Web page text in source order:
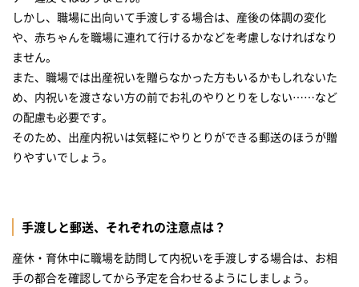
しかし、職場に出向いて手渡しする場合は、産後の体調の変化
や、赤ちゃんを職場に連れて行けるかなどを考慮しなければなり
ません。
また、職場では出産祝いを贈らなかった方もいるかもしれないた
め、内祝いを渡さない方の前でお礼のやりとりをしない……など
の配慮も必要です。
そのため、出産内祝いは気軽にやりとりができる郵送のほうが贈
りやすいでしょう。
手渡しと郵送、それぞれの注意点は？
産休・育休中に職場を訪問して内祝いを手渡しする場合は、お相
手の都合を確認してから予定を合わせるようにしましょう。